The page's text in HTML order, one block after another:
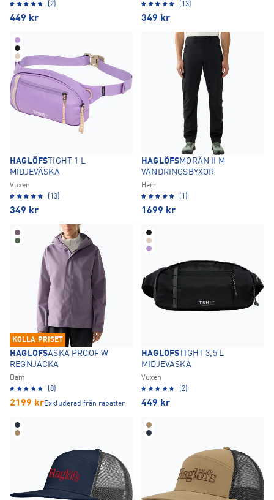
(2)
449 kr
(13)
349 kr
HAGLÖFS TIGHT 1 L
MIDJEVÄSKA
Vuxen
(13)
349 kr
HAGLÖFSMORÄN II M
VANDRINGSBYXOR
Herr
(1)
1699 kr
KOLLA PRISET
HAGLÖFSASKA PROOF W
REGNJACKA
Dam
(8)
2199 krExkluderad från rabatter
HAGLÖFS TIGHT 3,5 L
MIDJEVÄSKA
Vuxen
(2)
449 kr